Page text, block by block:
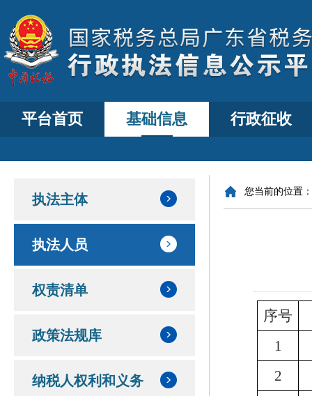
平台首页 基础信息 行政征收
执法主体
执法人员
权责清单
政策法规库
纳税人权利和义务
您当前的位置
序号
1
2